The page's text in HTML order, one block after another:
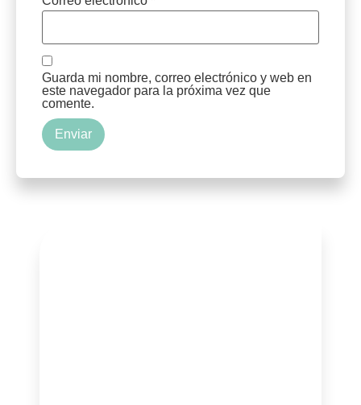
Guarda mi nombre, correo electrónico y web en
este navegador para la próxima vez que
comente.